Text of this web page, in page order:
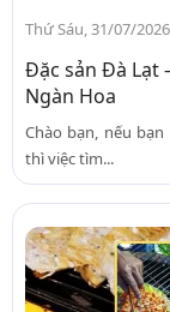
Thứ Sáu, 31/07/2026
Đặc sản Đà Lạt
Ngàn Hoa
Chào bạn, nếu
thì việc tìm...